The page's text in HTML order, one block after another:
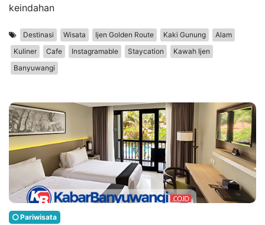
keindahan
Destinasi Wisata Ijen Golden Route Kaki Gunung
Alam
Kuliner
Cafe Instagramable Staycation
Kawah Ijen
Banyuwangi
Pariwisata